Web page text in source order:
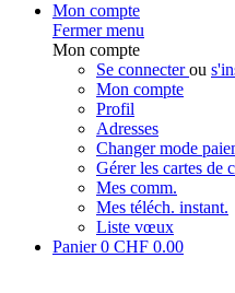
Mon compte
Fermer menu
Mon compte
Se connecterou
Mon compte
Profil
Adresses
Changer mode
Gérer les cartes de
Mes comm.
Mes téléch. instant.
Liste vœux
Panier0 CHF 0.00